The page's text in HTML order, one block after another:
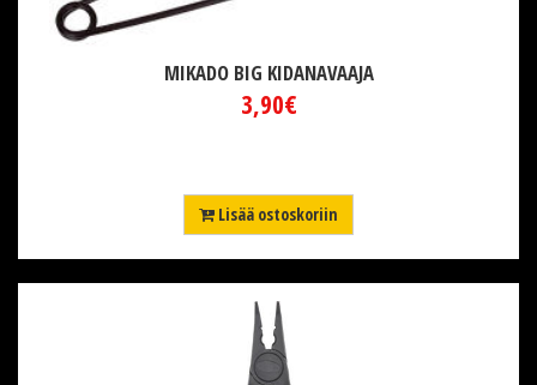
MIKADO BIG KIDANAVAAJA
3,90€
Lisää ostoskoriin